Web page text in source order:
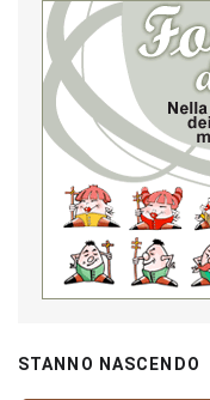
STANNO NASCENDO